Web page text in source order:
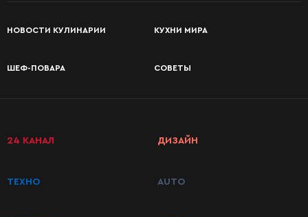
НОВОСТИ КУЛИНАРИИ КУХНИ МИРА
ШЕФ-ПОВАРА СОВЕТЫ
24 КАНАЛ
ТЕХНО
ДИЗАЙН
AUTO